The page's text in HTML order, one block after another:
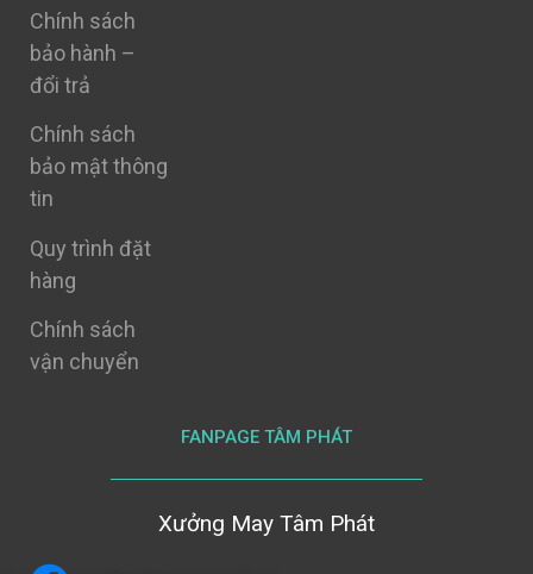
Chính sách
bảo hành –
đổi trả
Chính sách
bảo mật thông
tin
Quy trình đặt
hàng
Chính sách
vận chuyển
FANPAGE TÂM PHÁT
Xưởng May Tâm Phát